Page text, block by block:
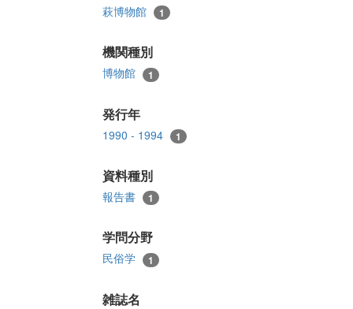
萩博物館 1
機関種別
博物館 1
発行年
1990 - 1994 1
資料種別
報告書 1
学問分野
民俗学 1
雑誌名